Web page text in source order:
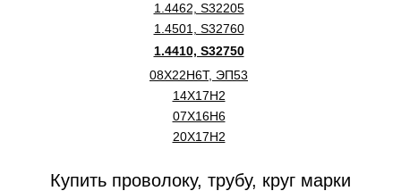
1.4462, S32205
1.4501, S32760
1.4410, S32750
08Х22Н6Т, ЭП53
14Х17Н2
07Х16Н6
20Х17Н2
Купить проволоку, трубу, круг марки